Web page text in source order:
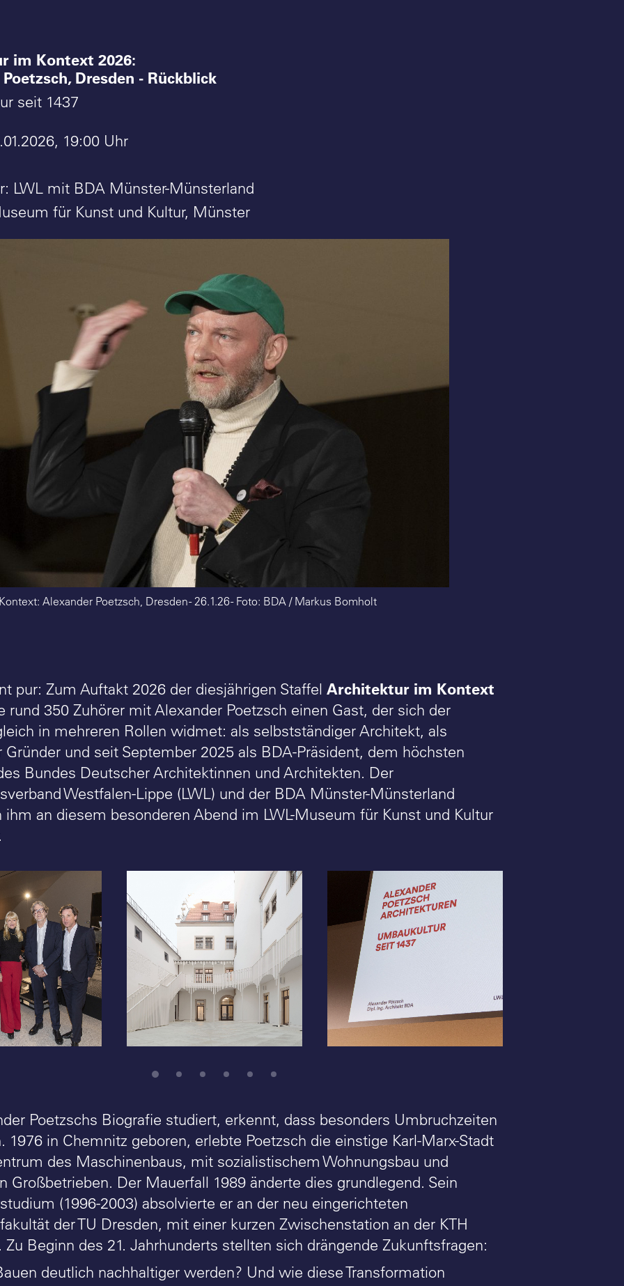
im Kontext 2026:
Dresden - Rückblick
seit 1437
19:00 Uhr
LWL mit BDA Münster-Münsterland
für Kunst und Kultur, Münster
Alexander Poetzsch, Dresden - 26.1.26 - Foto: BDA / Markus Bomholt
pur: Zum Auftakt 2026 der diesjährigen Staffel Architektur im Kontext
rund 350 Zuhörer mit Alexander Poetzsch einen Gast, der sich der
in mehreren Rollen widmet: als selbstständiger Architekt, als
Gründer und seit September 2025 als BDA-Präsident, dem höchsten
Bundes Deutscher Architektinnen und Architekten. Der
Westfalen-Lippe (LWL) und der BDA Münster-Münsterland
ihm an diesem besonderen Abend im LWL-Museum für Kunst und Kultur
für Baukultur:
Holger
von
Lippe),
Poetzsch
Dr. Barbara
(LWL-
(BDA
Westfalen) -
Markus
Alexander Poetzsch
Architekturen: Haus der
Kathedrale, Dresden -
Foto: Brigida Gonzáles
Architektur im Kontext:
Alexander Poetzsch,
Dresden - 26.1.26 - Foto:
BDA / Markus Bomholt
Poetzschs Biografie studiert, erkennt, dass besonders Umbruchzeiten
1976 in Chemnitz geboren, erlebte Poetzsch die einstige Karl-Marx-Stadt
des Maschinenbaus, mit sozialistischem Wohnungsbau und
Großbetrieben. Der Mauerfall 1989 änderte dies grundlegend. Sein
(1996-2003) absolvierte er an der neu eingerichteten
der TU Dresden, mit einer kurzen Zwischenstation an der KTH
Zu Beginn des 21. Jahrhunderts stellten sich drängende Zukunftsfragen:
deutlich nachhaltiger werden? Und wie diese Transformation